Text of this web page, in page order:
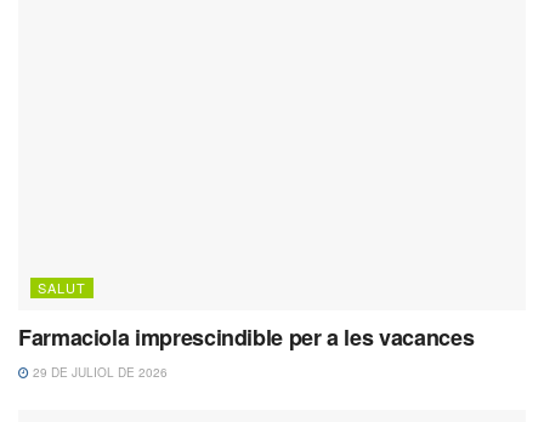
SALUT
Farmaciola imprescindible per a les vacances
29 DE JULIOL DE 2026